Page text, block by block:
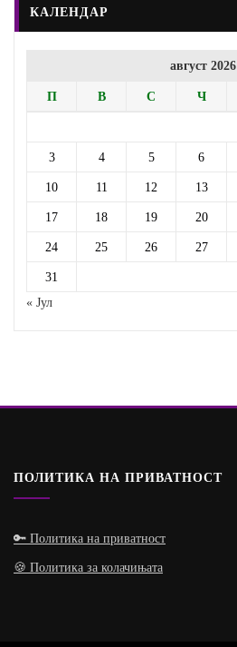
КАЛЕНДАР
август 2026
П В С Ч
3 4 5 6
10 11 12 13
17 18 19 20
24 25 26 27
31
« Јул
ПОЛИТИКА НА ПРИВАТНОСТ
🔑 Политика на приватност
🍪 Политика за колачињата